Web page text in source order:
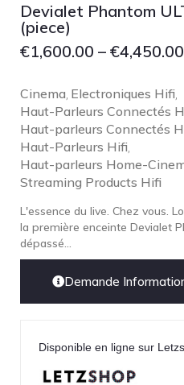
Devialet Phantom
(piece)
€1,600.00 – €4,450.00
Cinema Electroniques Hifi
Haut-Parleurs Connectés
Haut-parleurs Connectés
Haut-Parleurs Hifi
Haut-parleurs Home-
Streaming Products Hifi
L'essence du live. Chez vous.
la première enceinte Devialet
dépassé...
Demande
Disponible en ligne sur